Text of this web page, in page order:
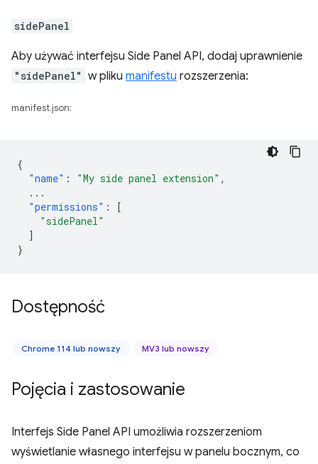
sidePanel
Aby używać interfejsu Side Panel API, dodaj uprawnienie
"sidePanel" w pliku manifestu rozszerzenia:
manifest.json:
{
"name" : "My side panel extension" ,
...
"permissions" :
[
"sidePanel"
]
}
Dostępność
Chrome 114 lub nowszy MV3 lub nowszy
Pojęcia i zastosowanie
Interfejs Side Panel API umożliwia rozszerzeniom
wyświetlanie własnego interfejsu w panelu bocznym, co